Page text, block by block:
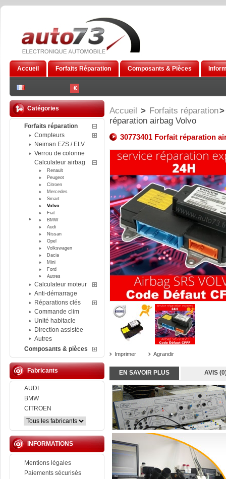
€
Accueil Forfaits Réparation Composants & Pièces
Catégories
Forfaits réparation
Compteurs
Neiman EZS / ELV
Verrou de colonne
Calculateur airbag
Renault
Peugeot
Citroen
Mercedes
Smart
Volvo
Fiat
BMW
Audi
Nissan
Opel
Volkswagen
Dacia
Mini
Ford
Autres
Calculateur moteur
Anti-démarrage
Réparations clés
Commande clim
Unité habitacle
Direction assistée
Autres
Composants & pièces
Fabricants
AUDI
BMW
CITROEN
INFORMATIONS
Mentions légales
Paiements sécurisés
Accueil > Forfaits réparation>
réparation airbag Volvo
30773401 Forfait réparation
Imprimer Agrandir
EN SAVOIR PLUS AVIS